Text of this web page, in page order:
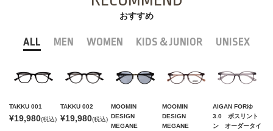
おすすめ
ALL MEN WOMEN KIDS＆JUNIOR UNISEX
TAKKU 001
¥19,980(税込)
TAKKU 002
¥19,980(税込)
MOOMIN
DESIGN
MEGANE
MOOMIN
DESIGN
MEGANE
AIGAN FORゆ
3.0 ボスリント
ン オーダータイ